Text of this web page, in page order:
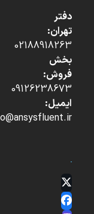
دفتر
تهران:
02188918263
بخش
فروش:
09126238673
ایمیل:
Twitter
(deprecated)
Facebook